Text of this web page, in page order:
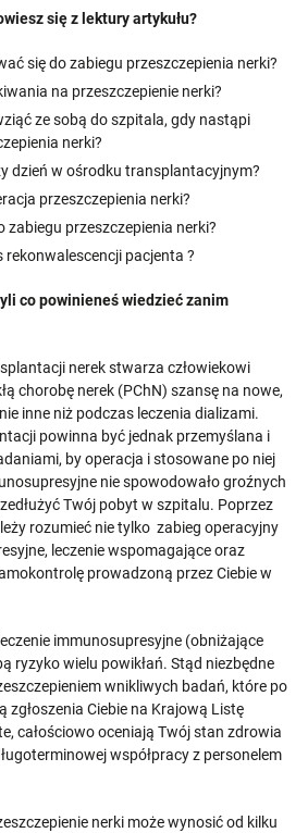
się z lektury artykułu?
się do zabiegu przeszczepienia nerki?
na przeszczepienie nerki?
ze sobą do szpitala, gdy nastąpi
nerki?
dzień w ośrodku transplantacyjnym?
przeszczepienia nerki?
zabiegu przeszczepienia nerki?
rekonwalescencji pacjenta ?
co powinieneś wiedzieć zanim
nerek stwarza człowiekowi
chorobę nerek (PChN) szansę na nowe,
inne niż podczas leczenia dializami.
powinna być jednak przemyślana i
by operacja i stosowane po niej
nie spowodowało groźnych
Twój pobyt w szpitalu. Poprzez
rozumieć nie tylko zabieg operacyjny
leczenie wspomagające oraz
prowadzoną przez Ciebie w
immunosupresyjne (obniżające
ryzyko wielu powikłań. Stąd niezbędne
wnikliwych badań, które po
zgłoszenia Ciebie na Krajową Listę
całościowo oceniają Twój stan zdrowia
współpracy z personelem
nerki może wynosić od kilku